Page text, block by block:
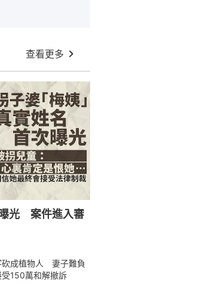
查看更多
光 案件進入審
砍成植物人 妻子難負
150萬和解撤訴